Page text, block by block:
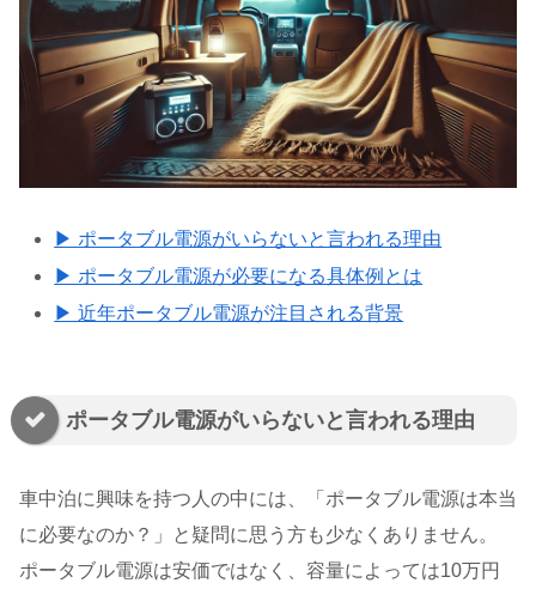
▶ ポータブル電源がいらないと言われる理由
▶ ポータブル電源が必要になる具体例とは
▶ 近年ポータブル電源が注目される背景
ポータブル電源がいらないと言われる理由
車中泊に興味を持つ人の中には、「ポータブル電源は本当
に必要なのか？」と疑問に思う方も少なくありません。
ポータブル電源は安価ではなく、容量によっては10万円